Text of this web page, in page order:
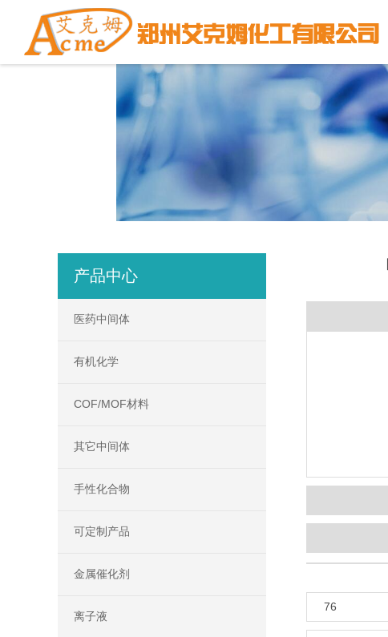
76
产品中心
医药中间体
有机化学
COF/MOF材料
其它中间体
手性化合物
可定制产品
金属催化剂
离子液